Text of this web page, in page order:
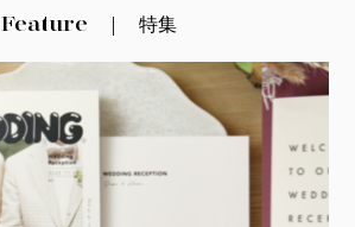
Feature 特集